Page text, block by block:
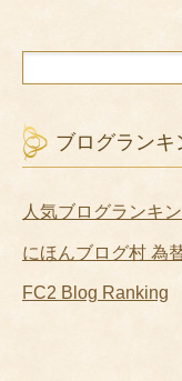
ブログランキ
人気ブログランキ
にほんブログ村 為
FC2 Blog Ranking